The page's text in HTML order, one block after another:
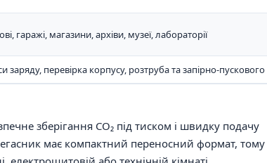
гаражі, магазини, архіви, музеї, лабораторії
перевірка корпусу, розтруба та запірно-пускового
зберігання CO₂ під тиском і швидку подачу
має компактний переносний формат, тому